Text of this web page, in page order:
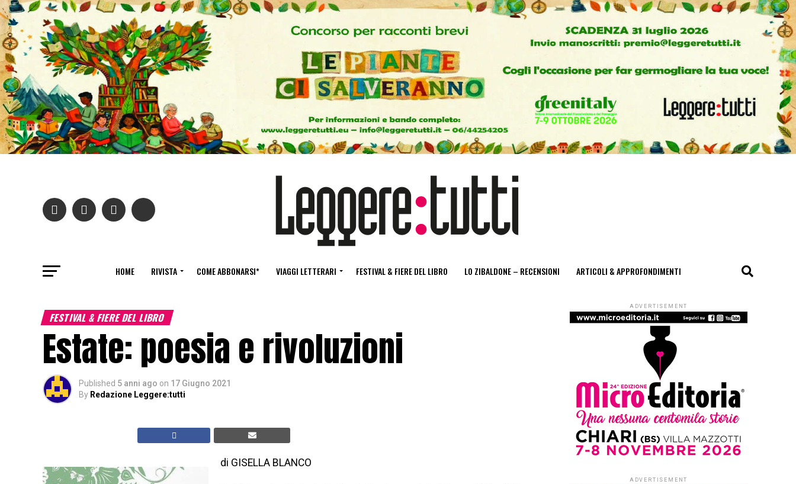
HOME RIVISTA COME ABBONARSI* VIAGGI LETTERARI FESTIVAL & FIERE DEL LIBRO LO ZIBALDONE – RECENSIONI ARTICOLI & APPROFONDIMENTI
FESTIVAL & FIERE DEL LIBRO
Estate: poesia e rivoluzioni
Published 5 anni ago on 17 Giugno 2021
By Redazione Leggere:tutti
di GISELLA BLANCO
ADVERTISEMENT
ADVERTISEMENT